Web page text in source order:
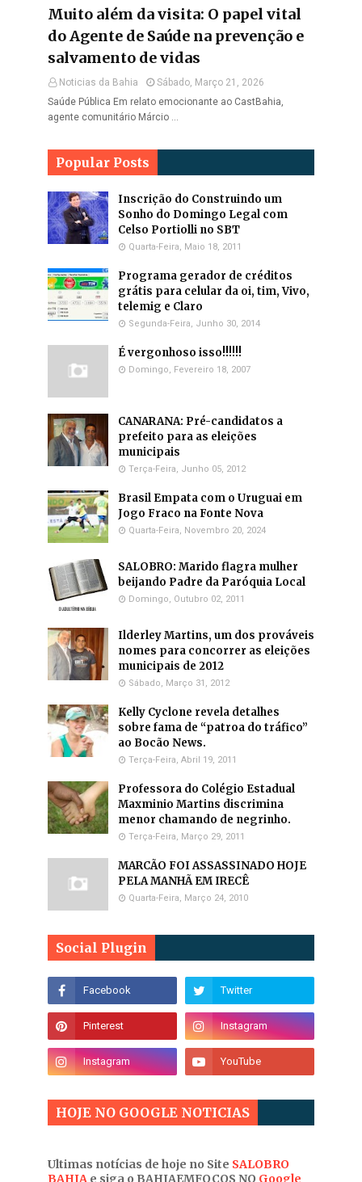
Muito além da visita: O papel vital
do Agente de Saúde na prevenção e
salvamento de vidas
Noticias da Bahia
Sábado, Março 21, 2026
Saúde Pública Em relato emocionante ao CastBahia,
agente comunitário Márcio …
Popular Posts
Inscrição do Construindo um
Sonho do Domingo Legal com
Celso Portiolli no SBT
Quarta-Feira, Maio 18, 2011
Programa gerador de créditos
grátis para celular da oi, tim, Vivo,
telemig e Claro
Segunda-Feira, Junho 30, 2014
É vergonhoso isso!!!!!!
Domingo, Fevereiro 18, 2007
CANARANA: Pré-candidatos a
prefeito para as eleições
municipais
Terça-Feira, Junho 05, 2012
Brasil Empata com o Uruguai em
Jogo Fraco na Fonte Nova
Quarta-Feira, Novembro 20, 2024
SALOBRO: Marido flagra mulher
beijando Padre da Paróquia Local
Domingo, Outubro 02, 2011
Ilderley Martins, um dos prováveis
nomes para concorrer as eleições
municipais de 2012
Sábado, Março 31, 2012
Kelly Cyclone revela detalhes
sobre fama de “patroa do tráfico”
ao Bocão News.
Terça-Feira, Abril 19, 2011
Professora do Colégio Estadual
Maxminio Martins discrimina
menor chamando de negrinho.
Terça-Feira, Março 29, 2011
MARCÃO FOI ASSASSINADO HOJE
PELA MANHÃ EM IRECÊ
Quarta-Feira, Março 24, 2010
Social Plugin
HOJE NO GOOGLE NOTICIAS
Ultimas notícias de hoje no Site SALOBRO
BAHIA e siga o BAHIAEMFOCOS NO Google